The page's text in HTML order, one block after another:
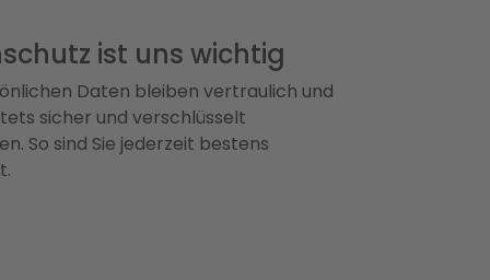
ist uns wichtig
Daten bleiben vertraulich und
sicher und verschlüsselt
So sind Sie jederzeit bestens